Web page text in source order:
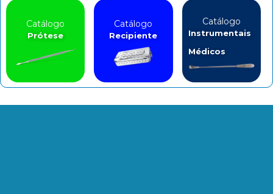
Catálogo
Prótese
Catálogo
Recipiente
Catálogo
Instrumentais
Médicos